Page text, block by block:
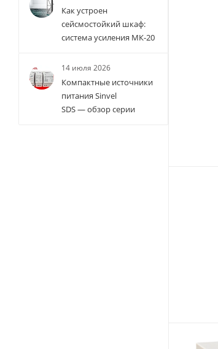
Как устроен
сейсмостойкий шкаф:
система усиления МК-20
14 июля 2026
Компактные источники
питания Sinvel
SDS — обзор серии